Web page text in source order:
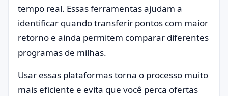
tempo real. Essas ferramentas ajudam a
identificar quando transferir pontos com maior
retorno e ainda permitem comparar diferentes
programas de milhas.
Usar essas plataformas torna o processo muito
mais eficiente e evita que você perca ofertas